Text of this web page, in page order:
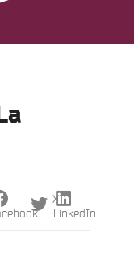
X
LinkedIn